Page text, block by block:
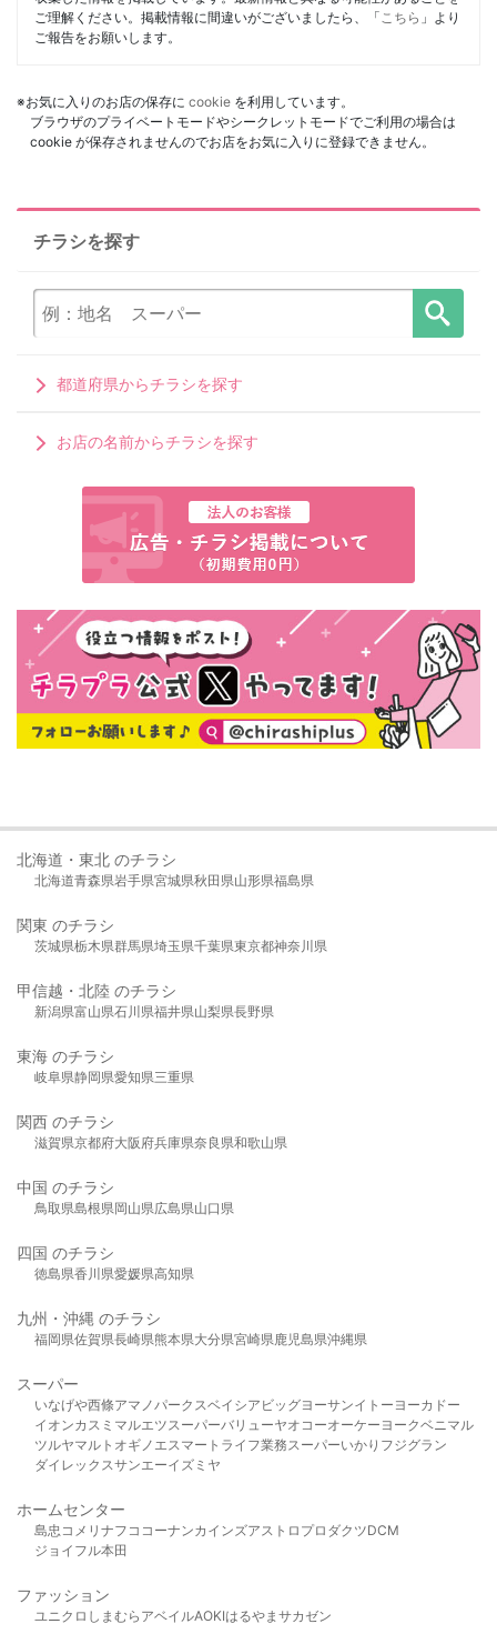
ご理解ください。掲載情報に間違いがございましたら、「 こちら 」より
ご報告をお願いします。
※お気に入りのお店の保存に cookie を利用しています。
ブラウザのプライベートモードやシークレットモードでご利用の場合は
cookie が保存されませんのでお店をお気に入りに登録できません。
チラシを探す
都道府県からチラシを探す
お店の名前からチラシを探す
北海道・東北 のチラシ
北海道青森県岩手県宮城県秋田県山形県福島県
関東 のチラシ
茨城県栃木県群馬県埼玉県千葉県東京都神奈川県
甲信越・北陸 のチラシ
新潟県富山県石川県福井県山梨県長野県
東海 のチラシ
岐阜県静岡県愛知県三重県
関西 のチラシ
滋賀県京都府大阪府兵庫県奈良県和歌山県
中国 のチラシ
鳥取県島根県岡山県広島県山口県
四国 のチラシ
徳島県香川県愛媛県高知県
九州・沖縄 のチラシ
福岡県佐賀県長崎県熊本県大分県宮崎県鹿児島県沖縄県
スーパー
いなげや西條アマノパークスベイシア ビッグヨーサンイトーヨーカドー
イオンカスミ マルエツスーパーバリューヤオコーオーケー ヨークベニマル
ツルヤマルト オギノ エスマート ライフ業務スーパーいかり フジグラン
ダイレックスサンエーイズミヤ
ホームセンター
島忠 コメリ ナフコ コーナンカインズアストロプロダクツDCM
ジョイフル本田
ファッション
ユニクロ しまむら アベイルAOKIはるやま サカゼン